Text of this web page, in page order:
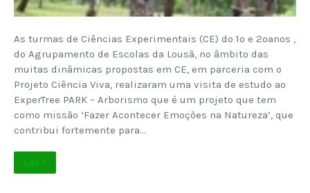
As turmas de Ciências Experimentais (CE) do 1º e 2ºanos ,
do Agrupamento de Escolas da Lousã, no âmbito das
muitas dinâmicas propostas em CE, em parceria com o
Projeto Ciência Viva, realizaram uma visita de estudo ao
ExperTree PARK – Arborismo que é um projeto que tem
como missão ‘Fazer Acontecer Emoções na Natureza’, que
contribui fortemente para…
Ler +